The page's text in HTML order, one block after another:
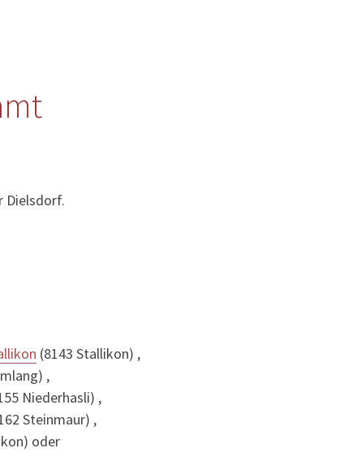
Dielsdorf.
(8143 Stallikon) ,
,
Niederhasli) ,
Steinmaur) ,
oder